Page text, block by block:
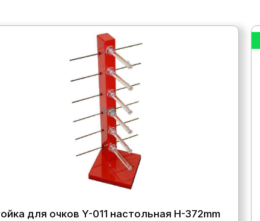
для очков Y-011 настольная H-372mm